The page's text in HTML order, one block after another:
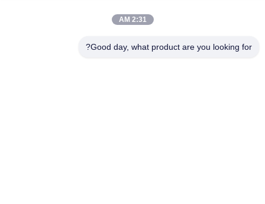
منطقة باوان، شنتشن
2:31 AM
Good day, what product are you looking for?